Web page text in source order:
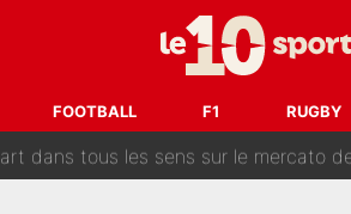
FOOTBALL F1 RUGBY
que Zinedine Zidane a accepté
à Zinedine Zidane en équipe de
dans tous les sens sur le mercato de